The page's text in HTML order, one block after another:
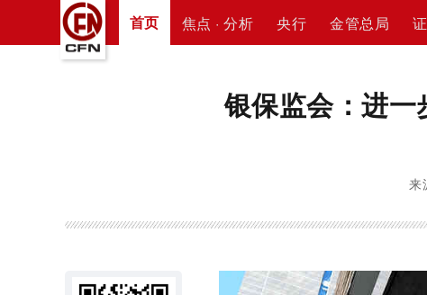
首页 焦点 · 分析 央行 金管总局
银保监会：进
来